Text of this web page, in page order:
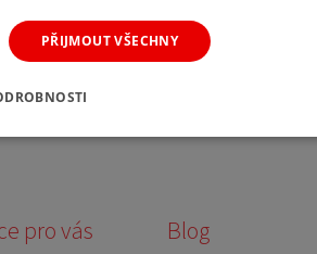
pro vás Blog
PŘIJMOUT VŠECHNY